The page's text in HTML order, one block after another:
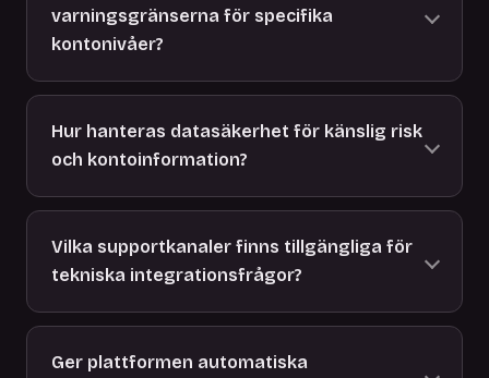
varningsgränserna för specifika
kontonivåer?
Hur hanteras datasäkerhet för känslig risk
och kontoinformation?
Vilka supportkanaler finns tillgängliga för
tekniska integrationsfrågor?
Ger plattformen automatiska